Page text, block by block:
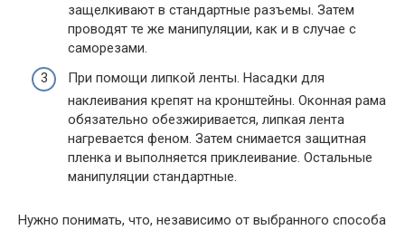
защелкивают в стандартные разъемы. Затем
проводят те же манипуляции, как и в случае с
саморезами.
При помощи липкой ленты. Насадки для
наклеивания крепят на кронштейны. Оконная рама
обязательно обезжиривается, липкая лента
нагревается феном. Затем снимается защитная
пленка и выполняется приклеивание. Остальные
манипуляции стандартные.
Нужно понимать, что, независимо от выбранного способа